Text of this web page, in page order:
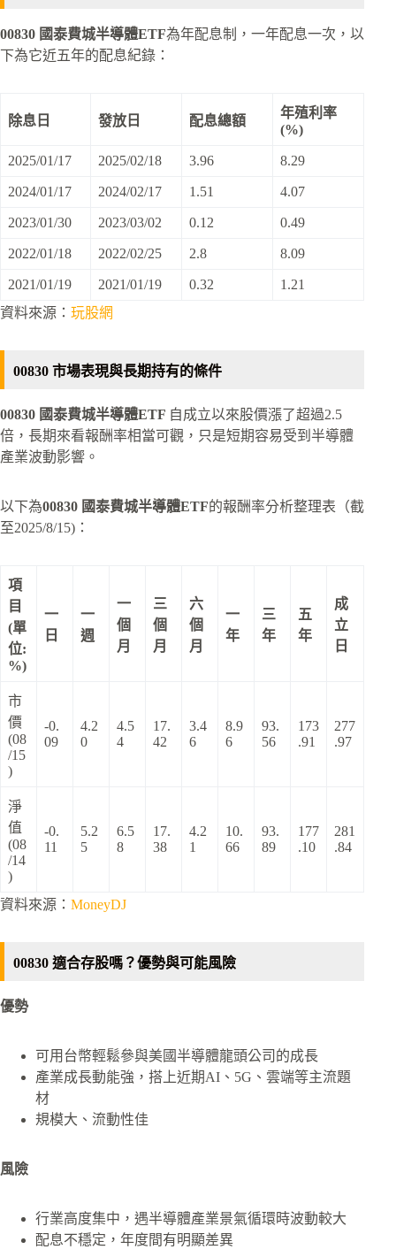
00830 國泰費城半導體ETF為年配息制，一年配息一次，以
下為它近五年的配息紀錄：
除息日 發放日 配息總額
年殖利率
(%)
2025/01/17 2025/02/18 3.96 8.29
2024/01/17 2024/02/17 1.51 4.07
2023/01/30 2023/03/02 0.12 0.49
2022/01/18 2022/02/25 2.8 8.09
2021/01/19 2021/01/19 0.32
1.21
資料來源： 玩股網
00830 市場表現與長期持有的條件
00830 國泰費城半導體ETF 自成立以來股價漲了超過2.5
倍，長期來看報酬率相當可觀，只是短期容易受到半導體
產業波動影響。
以下為00830 國泰費城半導體ETF的報酬率分析整理表（截
至2025/8/15)：
項
目
(單
位:
%)
一
日
一
週
一
個
月
三
個
月
六
個
月
一
年
三
年
五
年
成
立
日
市
價
(08
/15
)
-0.
09
4.2
0
4.5
4
17.
42
3.4
6
8.9
6
93.
56
173
.91
277
.97
淨
值
(08
/14
)
-0.
11
5.2
5
6.5
8
17.
38
4.2
1
10.
66
93.
89
177
.10
281
.84
資料來源： MoneyDJ
00830 適合存股嗎？優勢與可能風險
優勢
可用台幣輕鬆參與美國半導體龍頭公司的成長
產業成長動能強，搭上近期AI、5G、雲端等主流題
材
規模大、流動性佳
風險
行業高度集中，遇半導體產業景氣循環時波動較大
配息不穩定，年度間有明顯差異